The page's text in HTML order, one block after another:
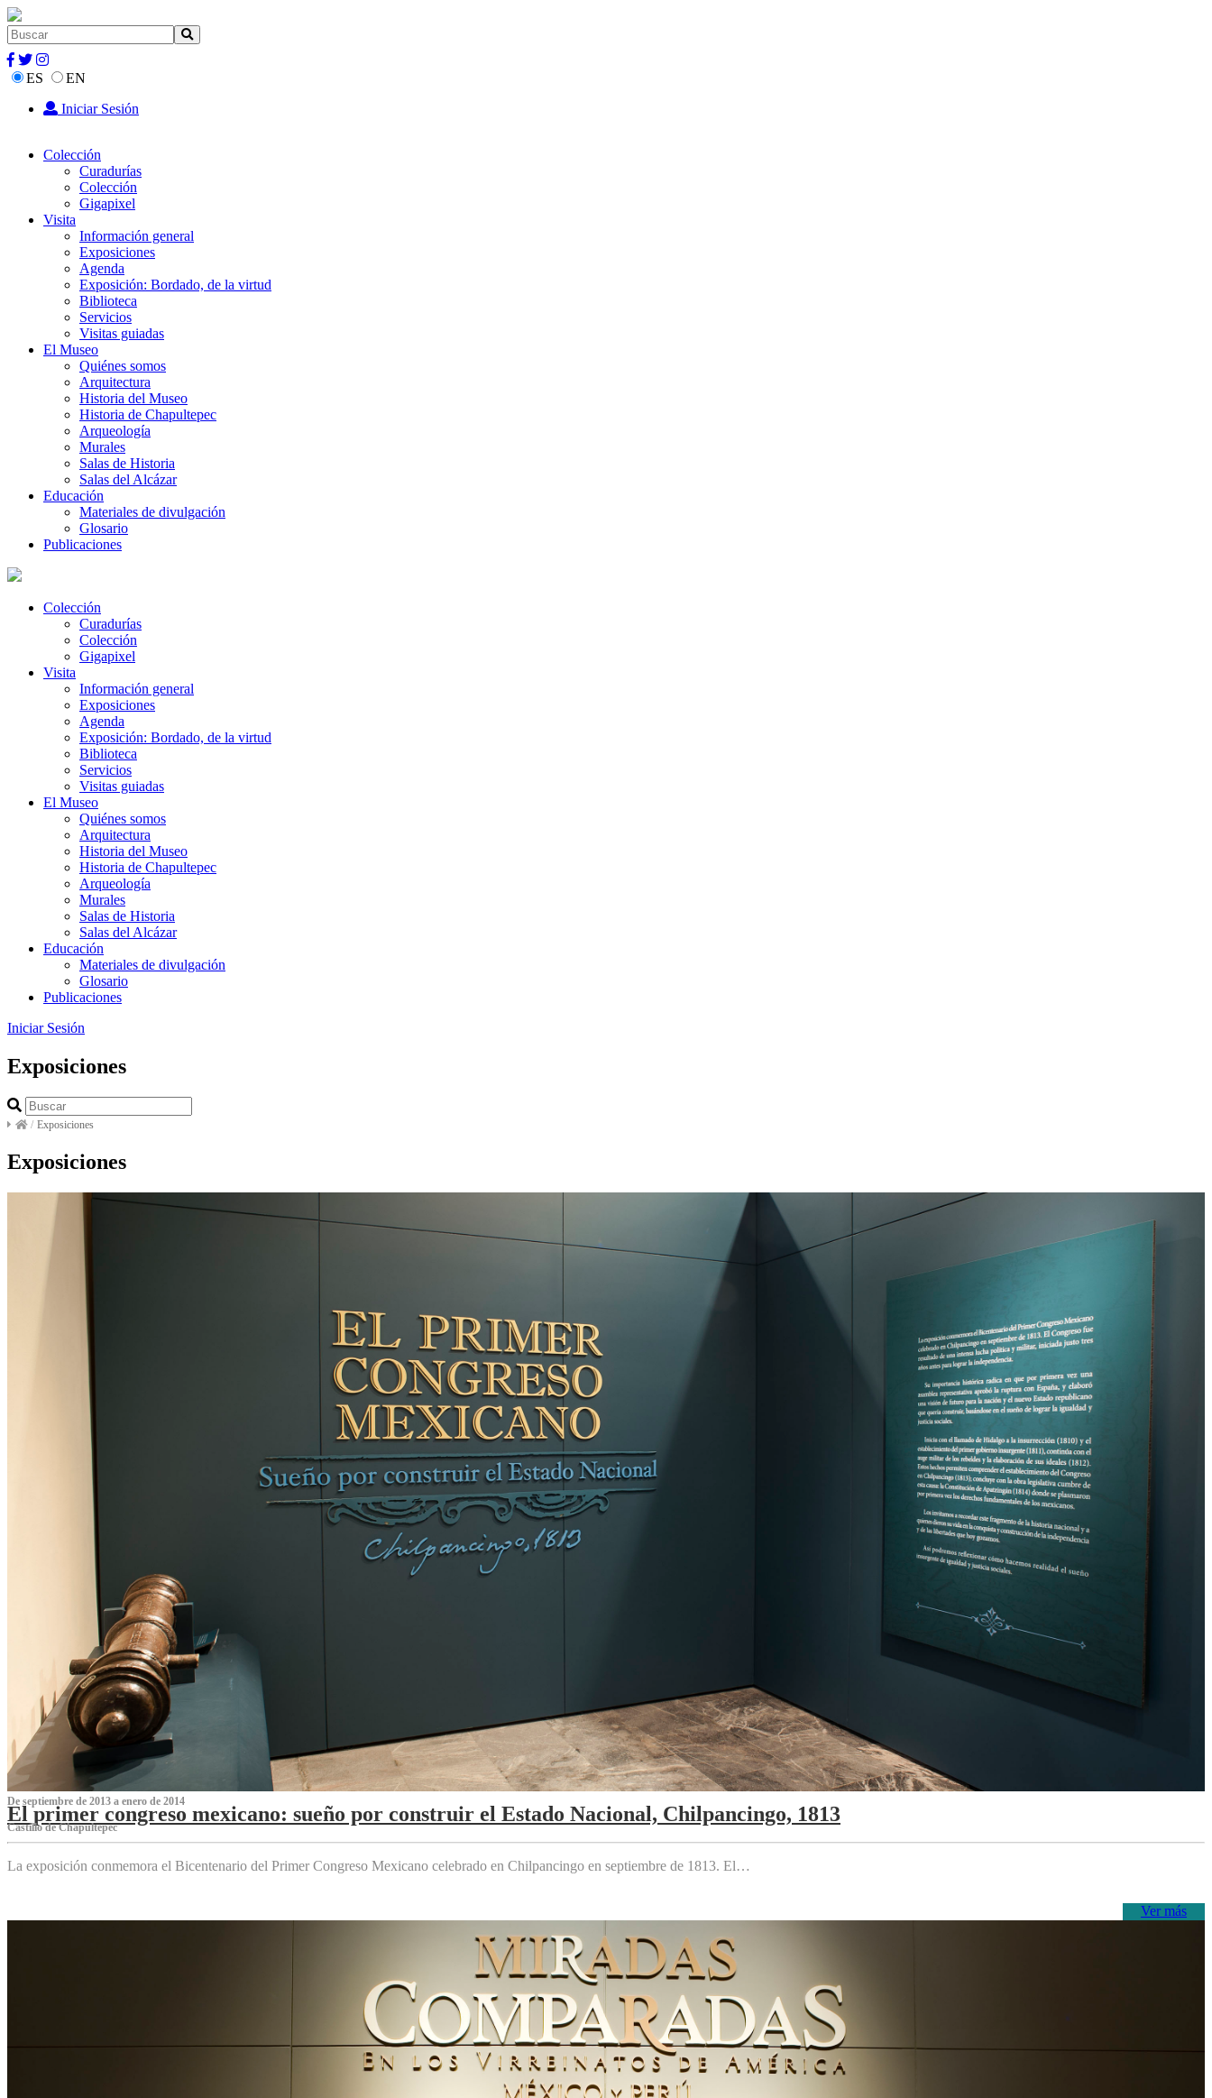
ES
EN
Iniciar Sesión
Colección
Curadurías
Colección
Gigapixel
Visita
Información general
Exposiciones
Agenda
Exposición: Bordado, de la virtud
Biblioteca
Servicios
Visitas guiadas
El Museo
Quiénes somos
Arquitectura
Historia del Museo
Historia de Chapultepec
Arqueología
Murales
Salas de Historia
Salas del Alcázar
Educación
Materiales de divulgación
Glosario
Publicaciones
Colección
Curadurías
Colección
Gigapixel
Visita
Información general
Exposiciones
Agenda
Exposición: Bordado, de la virtud
Biblioteca
Servicios
Visitas guiadas
El Museo
Quiénes somos
Arquitectura
Historia del Museo
Historia de Chapultepec
Arqueología
Murales
Salas de Historia
Salas del Alcázar
Educación
Materiales de divulgación
Glosario
Publicaciones
Iniciar Sesión
Exposiciones
/ Exposiciones
Exposiciones
De septiembre de 2013 a enero de 2014
El primer congreso mexicano: sueño por construir el Estado Nacional, Chilpancingo, 1813
Castillo de Chapultepec
La exposición conmemora el Bicentenario del Primer Congreso Mexicano celebrado en Chilpancingo en septiembre de 1813. El…
Ver más